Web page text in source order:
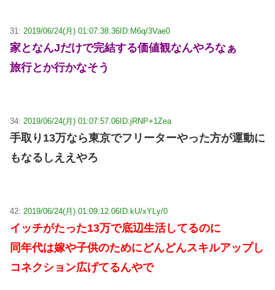
31: 2019/06/24(月) 01:07:38.36 ID:M6q/3Vae0
家となんJだけで完結する価値観なんやろなぁ
旅行とか行かなそう
34: 2019/06/24(月) 01:07:57.06 ID:jRNP+1Zea
手取り13万なら東京でフリーターやった方が運動に
もなるしええやろ
42: 2019/06/24(月) 01:09:12.06 ID:kU/xYLy/0
イッチがたった13万で底辺生活してるのに
同年代は嫁や子供のためにどんどんスキルアップし
コネクション広げてるんやで